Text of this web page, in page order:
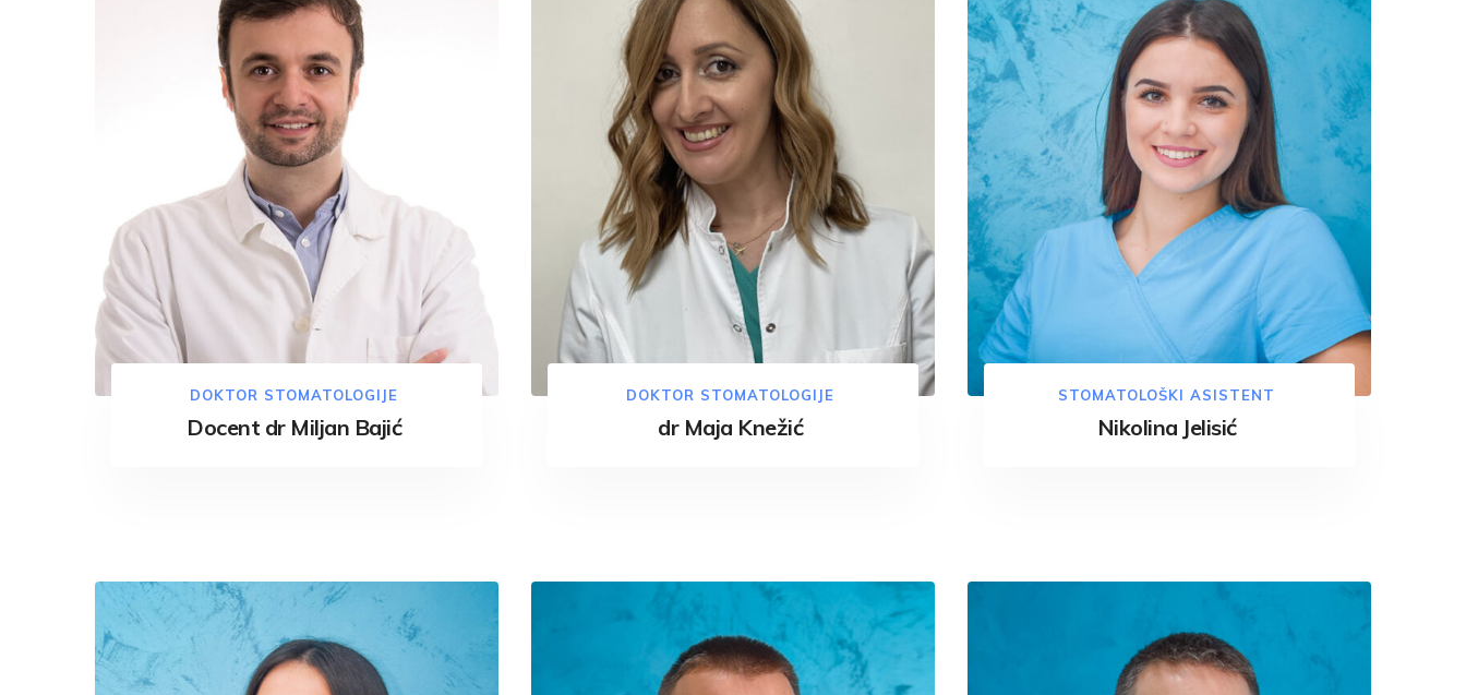
DOKTOR STOMATOLOGIJE
Docent dr Miljan Bajić
DOKTOR STOMATOLOGIJE
dr Maja Knežić
STOMATOLOŠKI ASISTENT
Nikolina Jelisić